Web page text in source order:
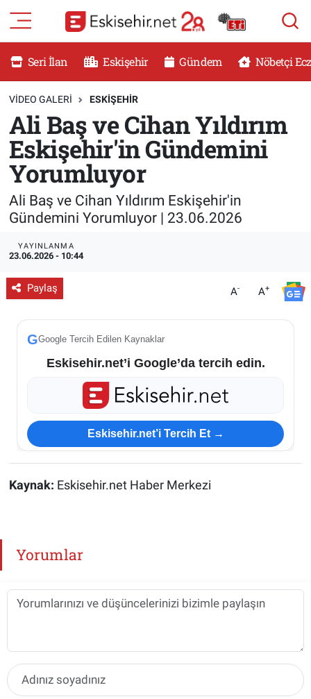
Seri İlan Eskişehir Gündem Nöbetçi
VIDEO GALERI ESKİŞEHİR
Ali Baş ve Cihan Yıldırım
Eskişehir'in Gündemini
Yorumluyor
Ali Baş ve Cihan Yıldırım Eskişehir'in
Gündemini Yorumluyor | 23.06.2026
YAYINLANMA
23.06.2026 - 10:44
Paylaş A- A+
GGoogle Tercih Edilen Kaynaklar
Eskisehir.net’i Google’da tercih edin.
Eskisehir.net’i Tercih Et →
Kaynak: Eskisehir.net Haber Merkezi
Yorumlar
RESMİ İLANLAR
DÜNYA
SAĞLIK
MAGAZİN
YEMEK
ESKİŞEHİR NÖBETÇİ ECZANELER
Eskişehir Haber İçerikleri
Eskişehir Hava Durumu
Eskişehir Otobüs Saatleri
Eskişehir Nöbetçi Eczaneler
Eskişehir Namaz Vakitleri
Eskişehir Trafik Yoğunluk Haritası
Süper Lig Puan Durumu ve Fikstür
Haber Arşivi